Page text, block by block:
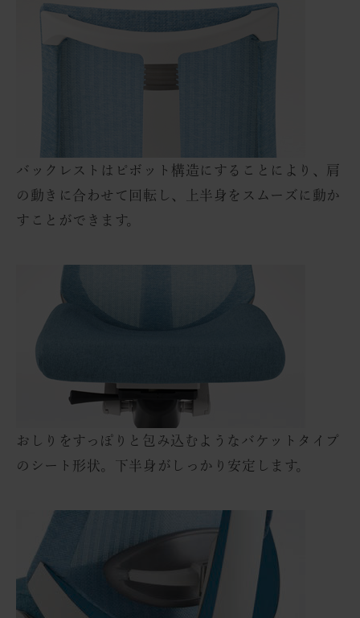
バックレストはピボット構造にすることにより、肩
の動きに合わせて回転し、上半身をスムーズに動か
すことができます。
おしりをすっぽりと包み込むようなバケットタイプ
のシート形状。下半身がしっかり安定します。